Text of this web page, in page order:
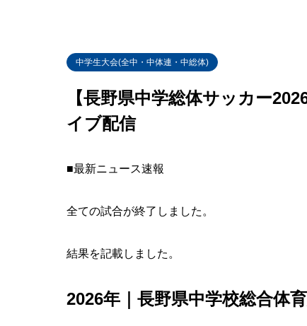
中学生大会(全中・中体連・中総体)
【長野県中学総体サッカー
イブ配信
■最新ニュース速報
全ての試合が終了しました。
結果を記載しました。
2026年｜長野県中学校総合体